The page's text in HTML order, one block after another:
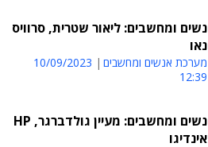
נשים ומחשבים: ליאור שטרית, סרוויס
נאו
מערכת אנשים ומחשבים
10/09/2023
12:39
נשים ומחשבים: מעיין גולדברגר, HP
אינדיגו